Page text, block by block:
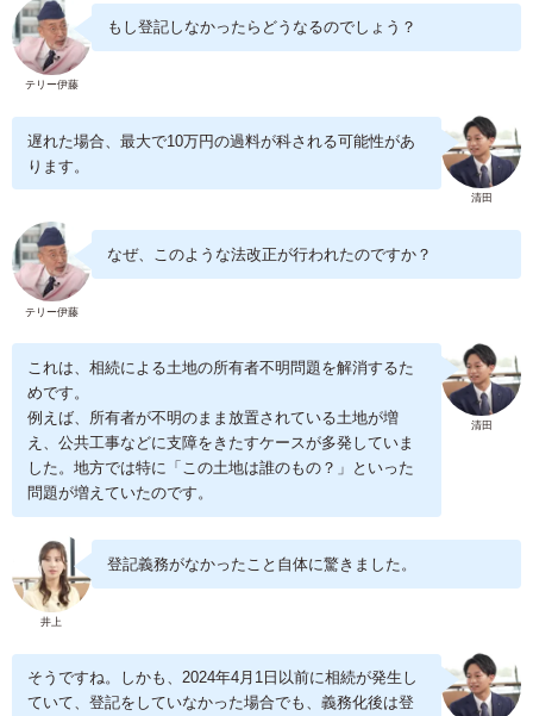
テリー伊藤
もし登記しなかったらどうなるのでしょう？
清田
遅れた場合、最大で10万円の過料が科される可能性があ
ります。
テリー伊藤
なぜ、このような法改正が行われたのですか？
清田
これは、相続による土地の所有者不明問題を解消するた
めです。
例えば、所有者が不明のまま放置されている土地が増
え、公共工事などに支障をきたすケースが多発していま
した。地方では特に「この土地は誰のもの？」といった
問題が増えていたのです。
井上
登記義務がなかったこと自体に驚きました。
そうですね。しかも、2024年4月1日以前に相続が発生し
ていて、登記をしていなかった場合でも、義務化後は登